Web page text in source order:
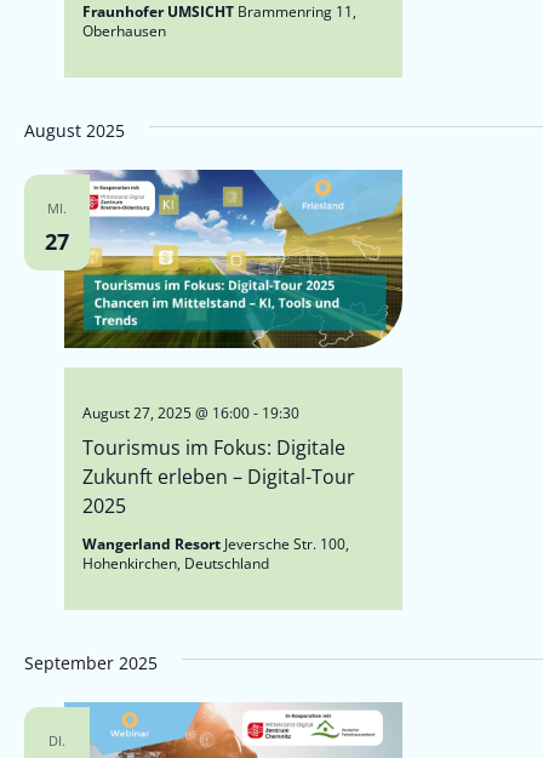
Fraunhofer UMSICHT Brammenring 11,
Oberhausen
August 2025
MI.
27
Tourismus im Fokus: Digitale
Zukunft erleben – Digital-Tour
2025
August 27, 2025 @ 16:00- 19:30
Wangerland Resort Jeversche Str. 100,
Hohenkirchen, Deutschland
September 2025
DI.